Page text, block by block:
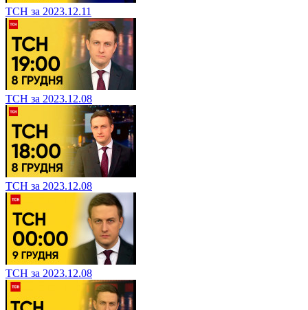
ТСН за 2023.12.11
ТСН за 2023.12.08
ТСН за 2023.12.08
ТСН за 2023.12.08